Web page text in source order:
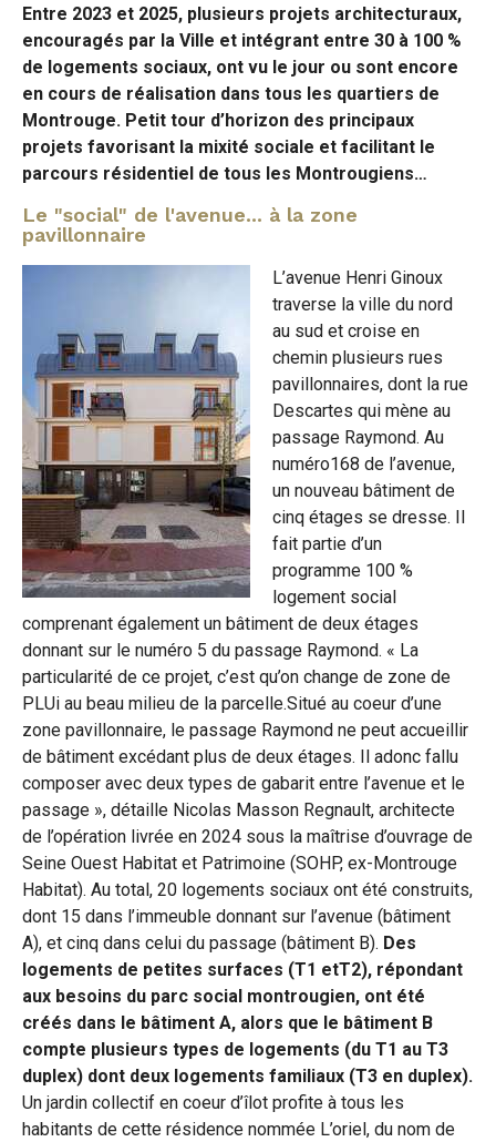
Entre 2023 et 2025, plusieurs projets architecturaux,
encouragés par la Ville et intégrant entre 30 à 100 %
de logements sociaux, ont vu le jour ou sont encore
en cours de réalisation dans tous les quartiers de
Montrouge. Petit tour d’horizon des principaux
projets favorisant la mixité sociale et facilitant le
parcours résidentiel de tous les Montrougiens…
Le "social" de l'avenue... à la zone
pavillonnaire
L’avenue Henri Ginoux
traverse la ville du nord
au sud et croise en
chemin plusieurs rues
pavillonnaires, dont la rue
Descartes qui mène au
passage Raymond. Au
numéro168 de l’avenue,
un nouveau bâtiment de
cinq étages se dresse. Il
fait partie d’un
programme 100 %
logement social
comprenant également un bâtiment de deux étages
donnant sur le numéro 5 du passage Raymond. « La
particularité de ce projet, c’est qu’on change de zone de
PLUi au beau milieu de la parcelle.Situé au coeur d’une
zone pavillonnaire, le passage Raymond ne peut accueillir
de bâtiment excédant plus de deux étages. Il adonc fallu
composer avec deux types de gabarit entre l’avenue et le
passage », détaille Nicolas Masson Regnault, architecte
de l’opération livrée en 2024 sous la maîtrise d’ouvrage de
Seine Ouest Habitat et Patrimoine (SOHP, ex-Montrouge
Habitat). Au total, 20 logements sociaux ont été construits,
dont 15 dans l’immeuble donnant sur l’avenue (bâtiment
A), et cinq dans celui du passage (bâtiment B). Des
logements de petites surfaces (T1 etT2), répondant
aux besoins du parc social montrougien, ont été
créés dans le bâtiment A, alors que le bâtiment B
compte plusieurs types de logements (du T1 au T3
duplex) dont deux logements familiaux (T3 en duplex).
Un jardin collectif en coeur d’îlot profite à tous les
habitants de cette résidence nommée L’oriel, du nom de